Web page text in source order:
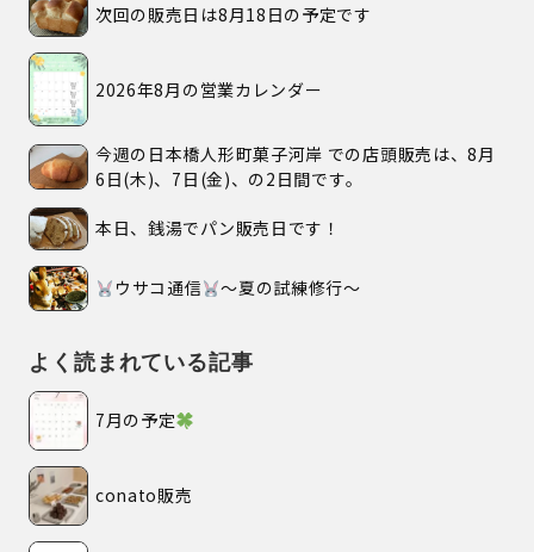
次回の販売日は8月18日の予定です
2026年8月の営業カレンダー
今週の日本橋人形町菓子河岸 での店頭販売は、8月
6日(木)、7日(金)、の2日間です。
本日、銭湯でパン販売日です！
ウサコ通信 〜夏の試練修行〜
よく読まれている記事
7月の予定
conato販売